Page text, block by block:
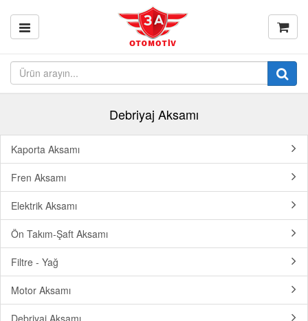
Debriyaj Aksamı
Kaporta Aksamı
Fren Aksamı
Elektrik Aksamı
Ön Takım-Şaft Aksamı
Filtre - Yağ
Motor Aksamı
Debriyaj Aksamı